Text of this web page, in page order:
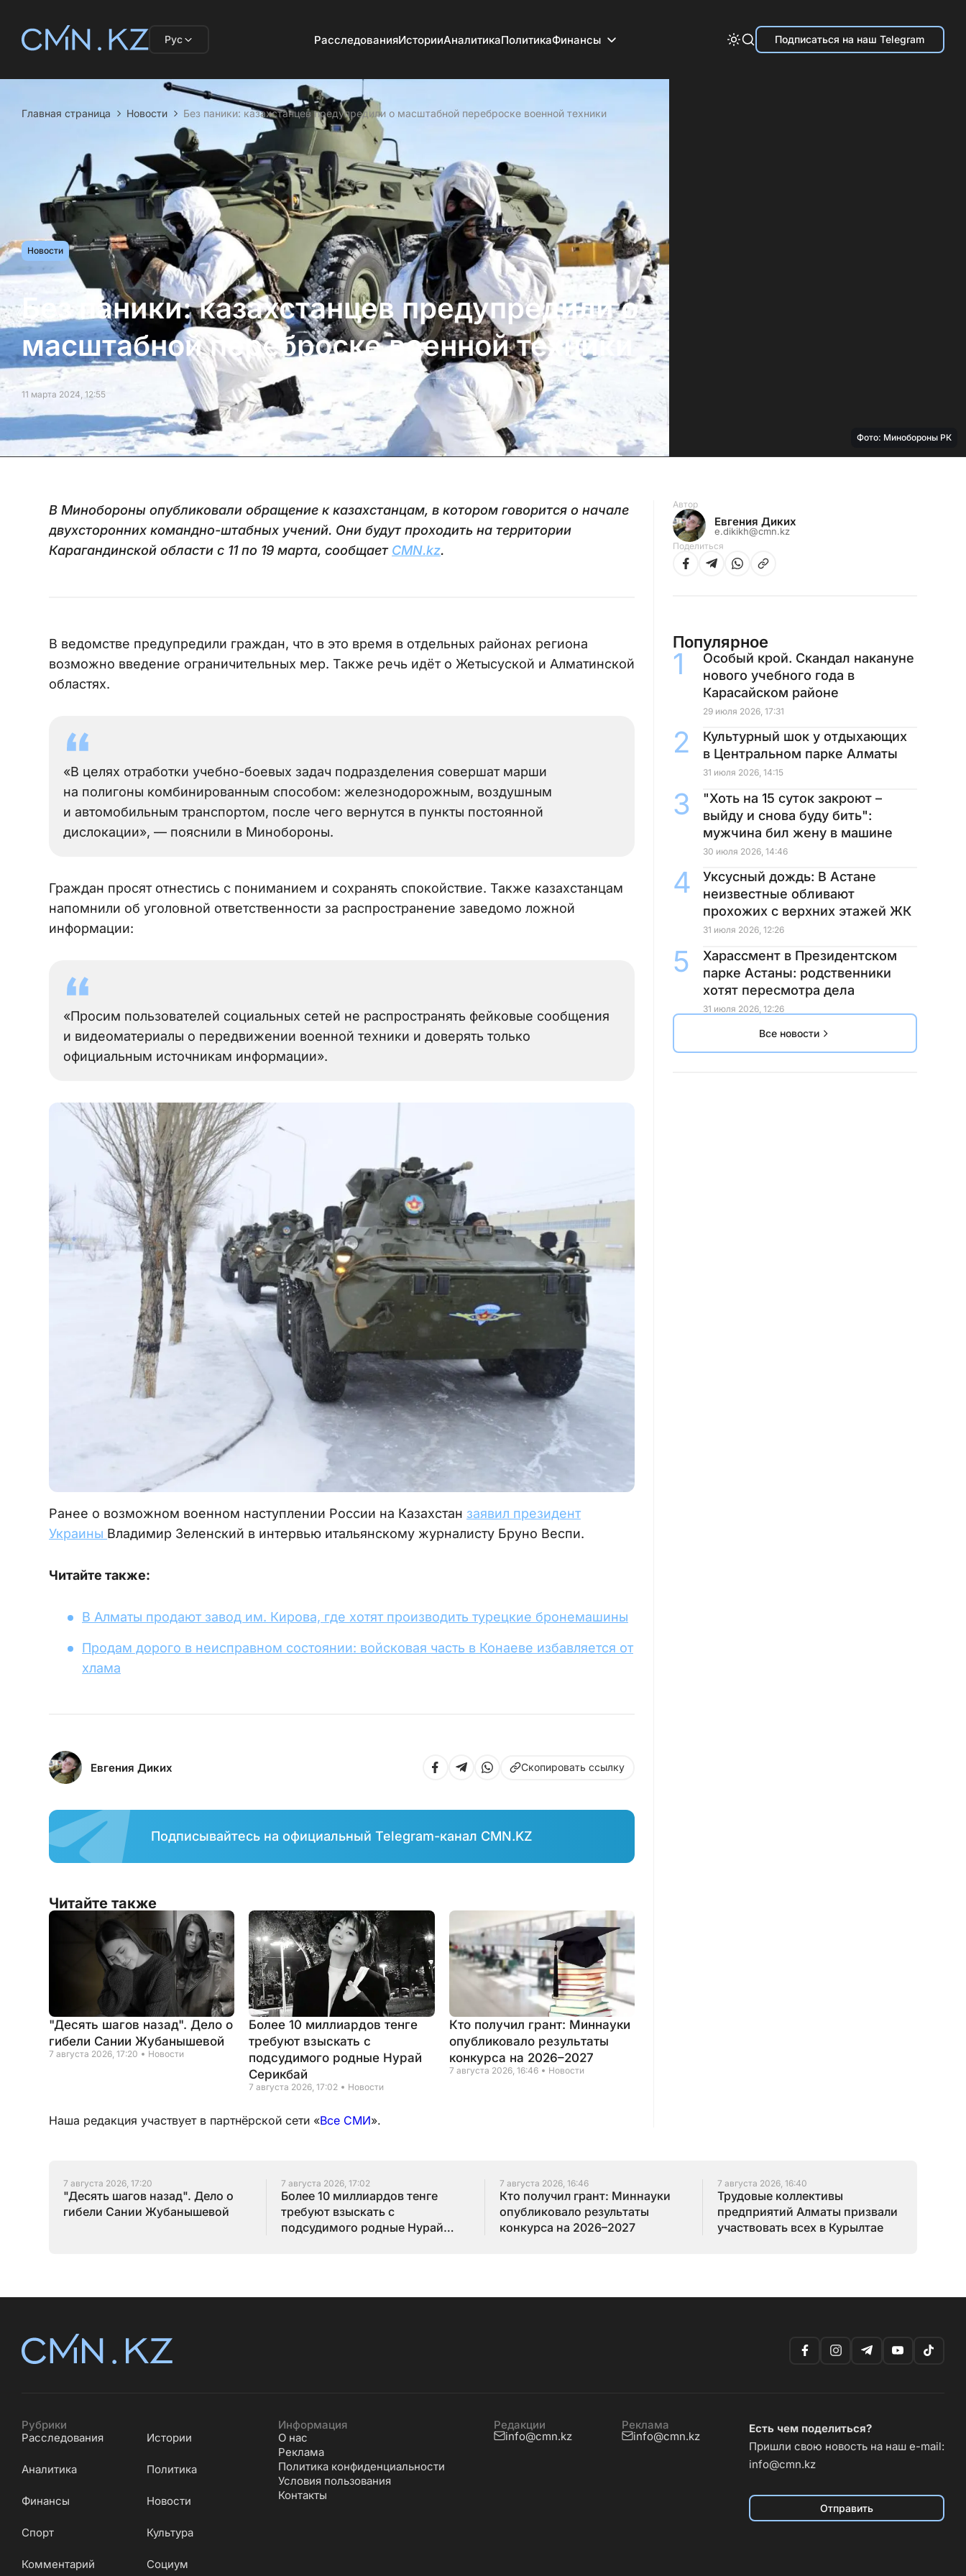
Рус РасследованияИсторииАналитикаПолитикаФинансы Подписаться на наш Telegram
Главная страница Новости Без паники: казахстанцев предупредили о масштабной переброске военной техники
Новости
Без паники: казахстанцев предупредили о
масштабной переброске военной техники
11 марта 2024, 12:55
Фото: Минобороны РК
В Минобороны опубликовали обращение к казахстанцам, в котором говорится о начале
двухсторонних командно-штабных учений. Они будут проходить на территории
Карагандинской области с 11 по 19 марта, сообщает CMN.kz.
В ведомстве предупредили граждан, что в это время в отдельных районах региона
возможно введение ограничительных мер. Также речь идёт о Жетысуской и Алматинской
областях.
«В целях отработки учебно-боевых задач подразделения совершат марши
на полигоны комбинированным способом: железнодорожным, воздушным
и автомобильным транспортом, после чего вернутся в пункты постоянной
дислокации», — пояснили в Минобороны.
Граждан просят отнестись с пониманием и сохранять спокойствие. Также казахстанцам
напомнили об уголовной ответственности за распространение заведомо ложной
информации:
«Просим пользователей социальных сетей не распространять фейковые сообщения
и видеоматериалы о передвижении военной техники и доверять только
официальным источникам информации».
Ранее о возможном военном наступлении России на Казахстан заявил президент
Украины Владимир Зеленский в интервью итальянскому журналисту Бруно Веспи.
Читайте также:
В Алматы продают завод им. Кирова, где хотят производить турецкие бронемашины
Продам дорого в неисправном состоянии: войсковая часть в Конаеве избавляется от
хлама
Евгения Диких Скопировать ссылку
Подписывайтесь на официальный Telegram-канал CMN.KZ
Читайте также
"Десять шагов назад". Дело о
гибели Сании Жубанышевой
7 августа 2026, 17:20 Новости
Более 10 миллиардов тенге
требуют взыскать с
подсудимого родные Нурай
Серикбай
7 августа 2026, 17:02 Новости
Кто получил грант: Миннауки
опубликовало результаты
конкурса на 2026–2027
7 августа 2026, 16:46 Новости
Наша редакция участвует в партнёрской сети «Все СМИ».
Автор
Евгения Диких
e.dikikh@cmn.kz
Поделиться
Популярное
Особый крой. Скандал накануне
нового учебного года в
Карасайском районе
29 июля 2026, 17:31
Культурный шок у отдыхающих
в Центральном парке Алматы
31 июля 2026, 14:15
"Хоть на 15 суток закроют –
выйду и снова буду бить":
мужчина бил жену в машине
30 июля 2026, 14:46
Уксусный дождь: В Астане
неизвестные обливают
прохожих с верхних этажей ЖК
31 июля 2026, 12:26
Харассмент в Президентском
парке Астаны: родственники
хотят пересмотра дела
31 июля 2026, 12:26
Все новости
7 августа 2026, 17:20
"Десять шагов назад". Дело о
гибели Сании Жубанышевой
7 августа 2026, 17:02
Более 10 миллиардов тенге
требуют взыскать с
подсудимого родные Нурай
7 августа 2026, 16:46
Кто получил грант: Миннауки
опубликовало результаты
конкурса на 2026–2027
7 августа 2026, 16:40
Трудовые коллективы
предприятий Алматы призвали
участвовать всех в Курылтае
Рубрики
Расследования
Истории
Аналитика Политика
Финансы Новости
Cпорт Культура
Комментарий Социум
Информация
О нас
Реклама
Политика конфиденциальности
Условия пользования
Контакты
Редакции
info@cmn.kz
Реклама
info@cmn.kz
Есть чем поделиться?
Пришли свою новость на наш e-mail:
info@cmn.kz
Отправить